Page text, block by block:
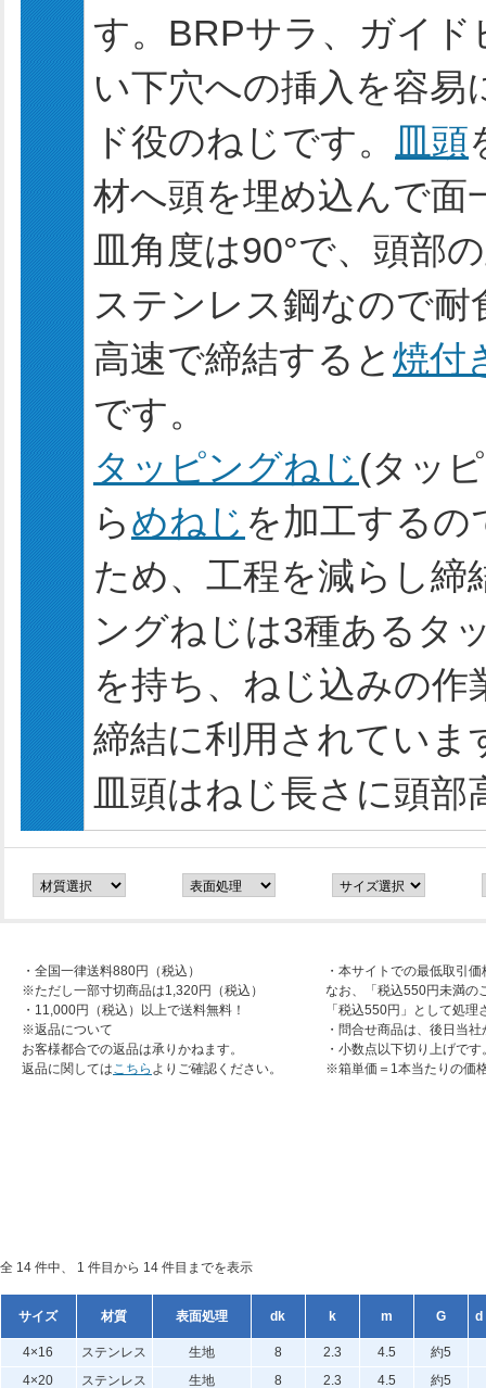
す。BRPサラ、ガイ
い下穴への挿入を容
ド役のねじです。
皿頭
材へ頭を埋め込んで面
皿角度は90°で、頭部
ステンレス鋼なので
高速で締結すると 焼付
です。
タッピングねじ (タッ
らめねじ を加工する
ため、工程を減らし
ングねじは3種あるタ
を持ち、ねじ込みの
締結に利用されていま
皿頭はねじ長さに頭部
・全国一律送料880円（税込）
※ただし一部寸切商品は1,320円（税込）
・11,000円（税込）以上で送料無料！
※返品について
お客様都合での返品は承りかねます。
返品に関してはこちら よりご確認ください。
・本サイトでの最低取引
なお、「税込550円未満の
「税込550円」として処
・問合せ商品は、後日当
・小数点以下切り上げです
※箱単価＝1本当たりの価
全 14 件中、 1 件目から 14 件目までを表示
サイズ 材質 表面処理 dk k m G d
4×16 ステンレス 生地 8 2.3 4.5
約5
4×20
ステンレス 生地 8 2.3 4.5 約5